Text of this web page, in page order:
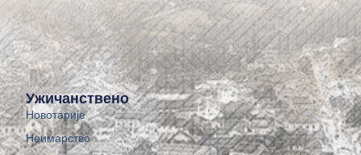
Ужичанствено
Новотарије
Неимарство